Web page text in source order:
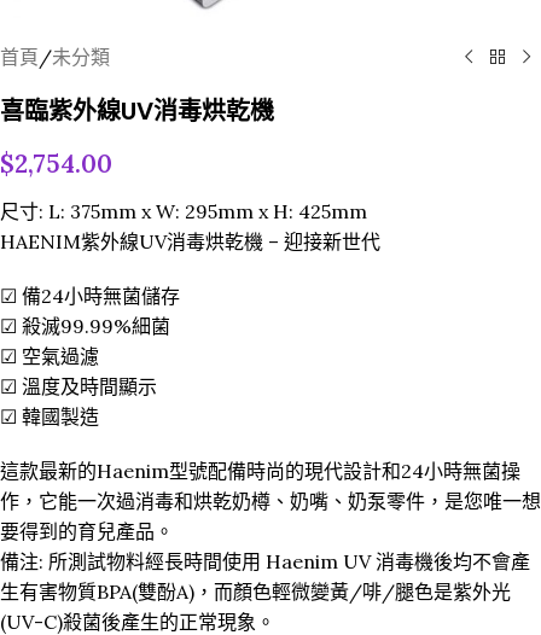
首頁 /未分類
喜臨紫外線UV消毒烘乾機
$2,754.00
尺寸: L: 375mm x W: 295mm x H: 425mm
HAENIM紫外線UV消毒烘乾機 – 迎接新世代
☑ 備24小時無菌儲存
☑ 殺滅99.99%細菌
☑ 空氣過濾
☑ 溫度及時間顯示
☑ 韓國製造
這款最新的Haenim型號配備時尚的現代設計和24小時無菌操
作，它能一次過消毒和烘乾奶樽、奶嘴、奶泵零件，是您唯一想
要得到的育兒產品。
備注: 所測試物料經長時間使用 Haenim UV 消毒機後均不會產
生有害物質BPA(雙酚A)，而顏色輕微變黃/啡/腿色是紫外光
(UV-C)殺菌後產生的正常現象。